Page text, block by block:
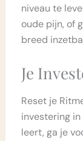
niveau te
oude pijn, of
breed
Je
Reset je
investering
leert, ga je